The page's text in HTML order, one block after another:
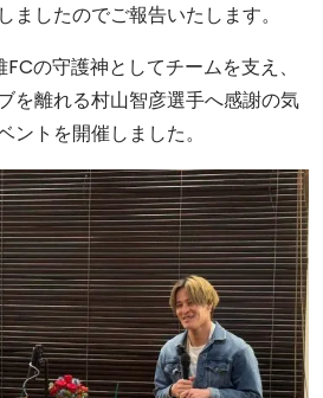
ましたのでご報告いたします。
の守護神としてチームを支え、
を離れる村山智彦選手へ感謝の気
トを開催しました。